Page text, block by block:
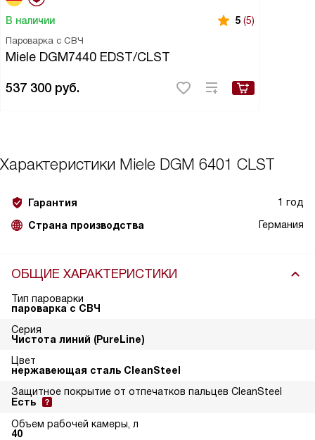
В наличии 5 (5)
Пароварка с СВЧ
Miele DGM7440 EDST/CLST
537 300 руб.
Характеристики Miele DGM 6401 CLST
Гарантия 1 год
Страна производства Германия
ОБЩИЕ ХАРАКТЕРИСТИКИ
Тип пароварки
пароварка с СВЧ
Серия
Чистота линий (PureLine)
Цвет
нержавеющая сталь CleanSteel
Защитное покрытие от отпечатков пальцев CleanSteel
Есть
Объем рабочей камеры, л
40